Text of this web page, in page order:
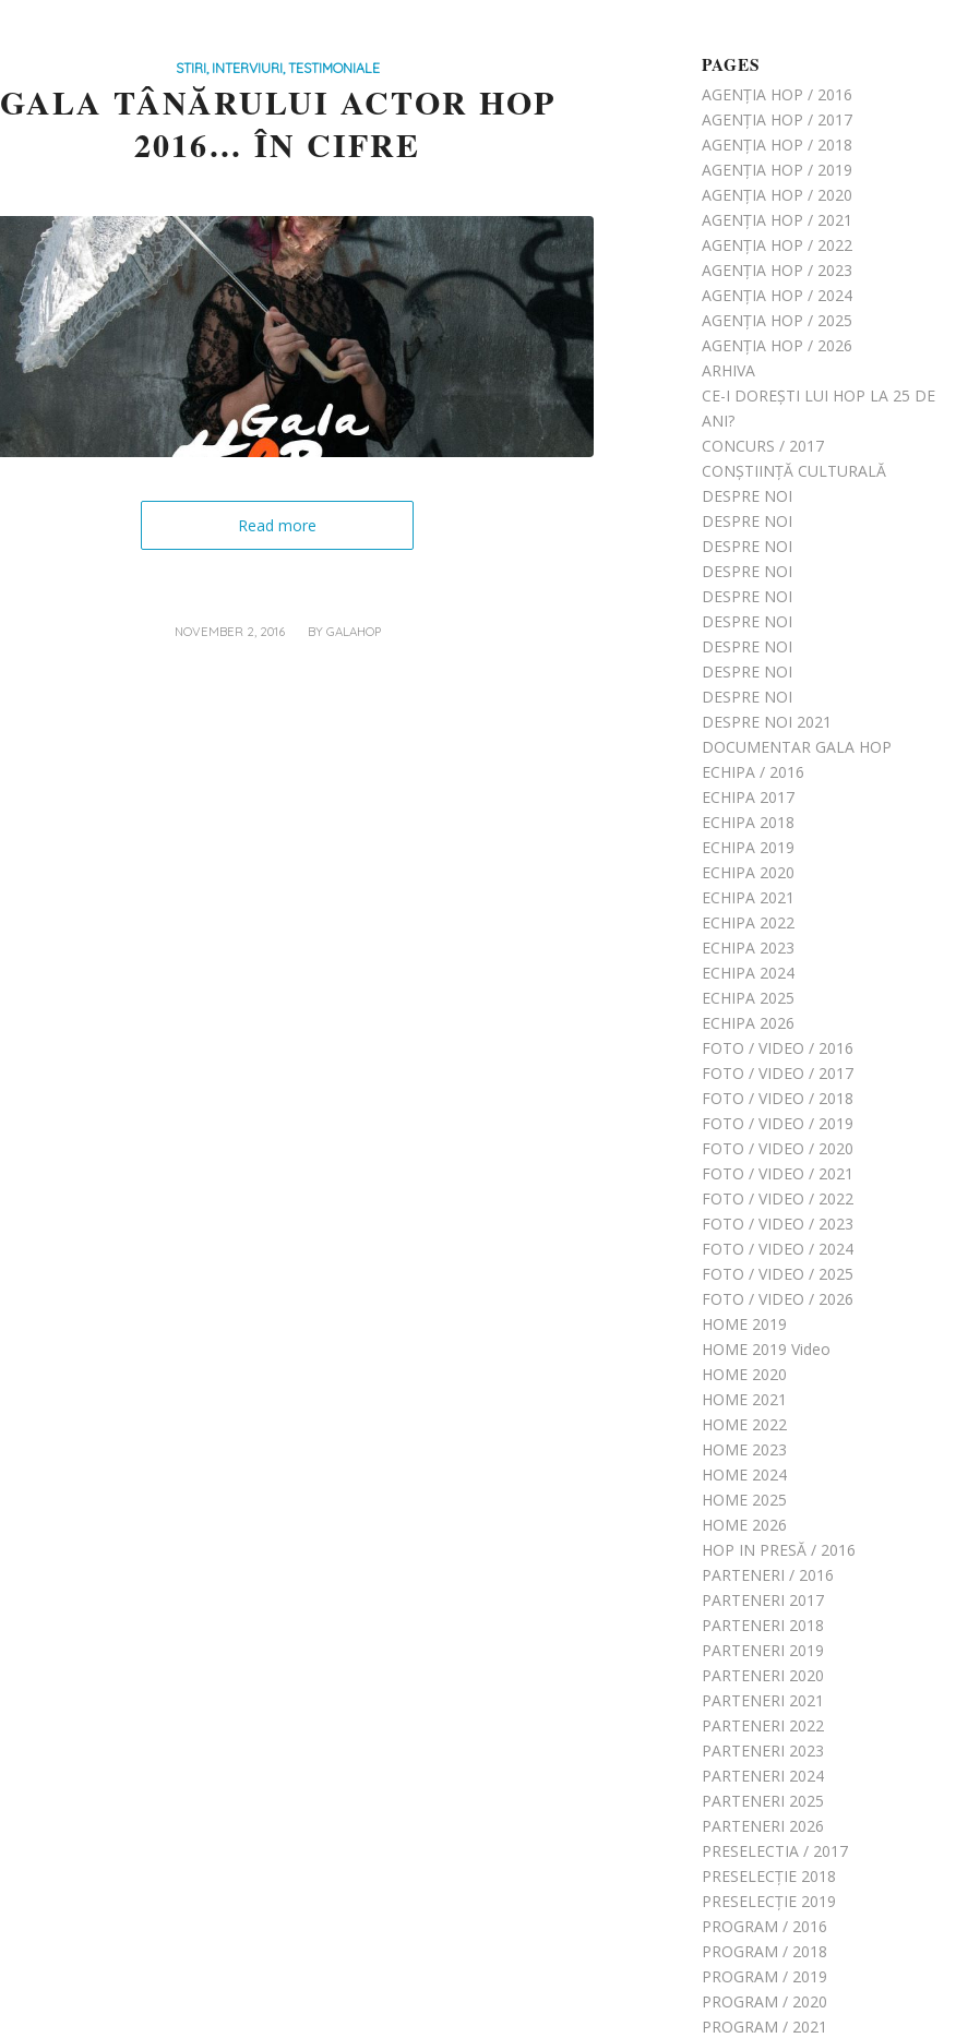
STIRI, INTERVIURI, TESTIMONIALE
GALA TÂNĂRULUI ACTOR HOP
2016… ÎN CIFRE
Read more
NOVEMBER 2, 2016
/ BY GALAHOP
PAGES
AGENȚIA HOP / 2016
AGENȚIA HOP / 2017
AGENȚIA HOP / 2018
AGENȚIA HOP / 2019
AGENȚIA HOP / 2020
AGENȚIA HOP / 2021
AGENȚIA HOP / 2022
AGENȚIA HOP / 2023
AGENȚIA HOP / 2024
AGENȚIA HOP / 2025
AGENȚIA HOP / 2026
ARHIVA
CE-I DOREȘTI LUI HOP LA 25 DE
ANI?
CONCURS / 2017
CONȘTIINȚĂ CULTURALĂ
DESPRE NOI
DESPRE NOI
DESPRE NOI
DESPRE NOI
DESPRE NOI
DESPRE NOI
DESPRE NOI
DESPRE NOI
DESPRE NOI
DESPRE NOI 2021
DOCUMENTAR GALA HOP
ECHIPA / 2016
ECHIPA 2017
ECHIPA 2018
ECHIPA 2019
ECHIPA 2020
ECHIPA 2021
ECHIPA 2022
ECHIPA 2023
ECHIPA 2024
ECHIPA 2025
ECHIPA 2026
FOTO / VIDEO / 2016
FOTO / VIDEO / 2017
FOTO / VIDEO / 2018
FOTO / VIDEO / 2019
FOTO / VIDEO / 2020
FOTO / VIDEO / 2021
FOTO / VIDEO / 2022
FOTO / VIDEO / 2023
FOTO / VIDEO / 2024
FOTO / VIDEO / 2025
FOTO / VIDEO / 2026
HOME 2019
HOME 2019 Video
HOME 2020
HOME 2021
HOME 2022
HOME 2023
HOME 2024
HOME 2025
HOME 2026
HOP IN PRESĂ / 2016
PARTENERI / 2016
PARTENERI 2017
PARTENERI 2018
PARTENERI 2019
PARTENERI 2020
PARTENERI 2021
PARTENERI 2022
PARTENERI 2023
PARTENERI 2024
PARTENERI 2025
PARTENERI 2026
PRESELECTIA / 2017
PRESELECȚIE 2018
PRESELECȚIE 2019
PROGRAM / 2016
PROGRAM / 2018
PROGRAM / 2019
PROGRAM / 2020
PROGRAM / 2021